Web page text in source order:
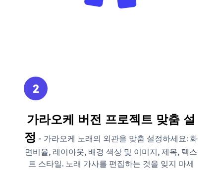
2
가라오케 버전 프로젝트 맞춤 설
정 - 가라오케 노래의 외관을 맞춤 설정하세요: 화
면비율, 레이아웃, 배경 색상 및 이미지, 제목, 텍스
트 스타일. 노래 가사를 편집하는 것을 잊지 마세